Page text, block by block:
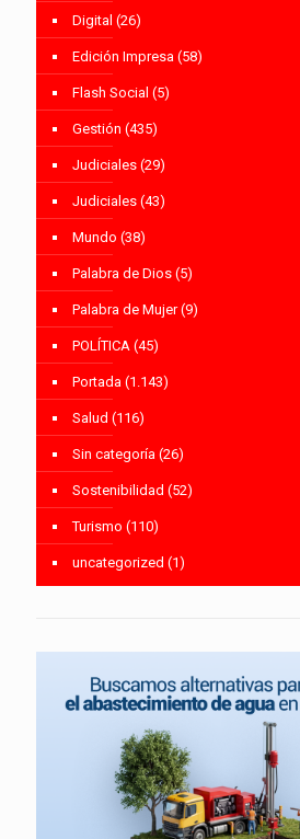
Digital (26)
Edición Impresa (58)
Flash Social (5)
Gestión (435)
Judiciales (29)
Judiciales (43)
Mundo (38)
Palabra de Dios (5)
Palabra de Mujer(9)
POLÍTICA (45)
Portada (1.143)
Salud (116)
Sin categoría (26)
Sostenibilidad (52)
Turismo (110)
uncategorized (1)